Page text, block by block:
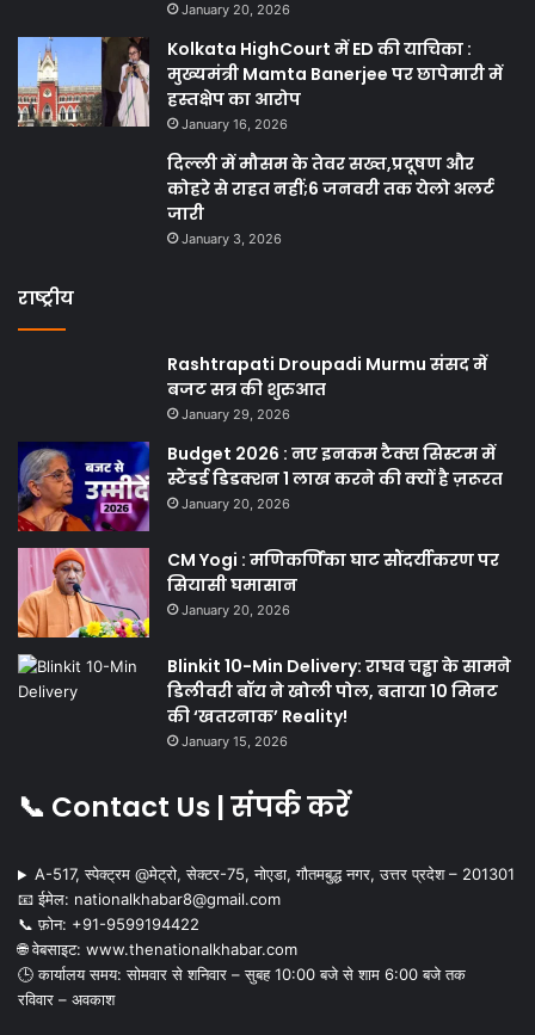
January 20, 2026
Kolkata HighCourt में ED की याचिका :
मुख्यमंत्री Mamta Banerjee पर छापेमारी में
हस्तक्षेप का आरोप
January 16, 2026
दिल्ली में मौसम के तेवर सख्त,प्रदूषण और
कोहरे से राहत नहीं;6 जनवरी तक येलो अलर्ट
जारी
January 3, 2026
राष्ट्रीय
Rashtrapati Droupadi Murmu संसद में
बजट सत्र की शुरुआत
January 29, 2026
Budget 2026 : नए इनकम टैक्स सिस्टम में
स्टैंडर्ड डिडक्शन 1 लाख करने की क्यों है ज़रूरत
January 20, 2026
CM Yogi : मणिकर्णिका घाट सौंदर्यीकरण पर
सियासी घमासान
January 20, 2026
Blinkit 10-Min Delivery: राघव चड्ढा के सामने
डिलीवरी बॉय ने खोली पोल, बताया 10 मिनट
की ‘खतरनाक’ Reality!
January 15, 2026
📞 Contact Us | संपर्क करें
A-517, स्पेक्ट्रम @मेट्रो, सेक्टर-75, नोएडा, गौतमबुद्ध नगर, उत्तर प्रदेश – 201301
📧 ईमेल: nationalkhabar8@gmail.com
📞 फ़ोन: ‪+91-9599194422‬
🌐 वेबसाइट: www.thenationalkhabar.com
🕒 कार्यालय समय: सोमवार से शनिवार – सुबह 10:00 बजे से शाम 6:00 बजे तक
रविवार – अवकाश